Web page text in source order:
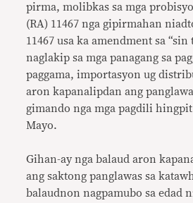
pirma, molibkas sa mga
(RA) 11467 nga gipirmahan
11467 usa ka amendment sa “sin
naglakip sa mga panagang sa
paggama, importasyon ug
aron kapanalipdan ang
gimando nga mga pagdili
Mayo.
Gihan-ay nga balaud aron
ang saktong panglawas sa
balaudnon nagpamubo sa edad